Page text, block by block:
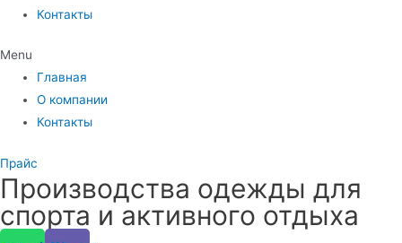
Контакты
Menu
Главная
О компании
Контакты
Прайс
Производства одежды для
спорта и активного отдыха